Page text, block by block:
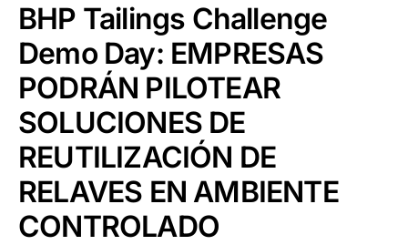
BHP Tailings Challenge
Demo Day: EMPRESAS
PODRÁN PILOTEAR
SOLUCIONES DE
REUTILIZACIÓN DE
RELAVES EN AMBIENTE
CONTROLADO